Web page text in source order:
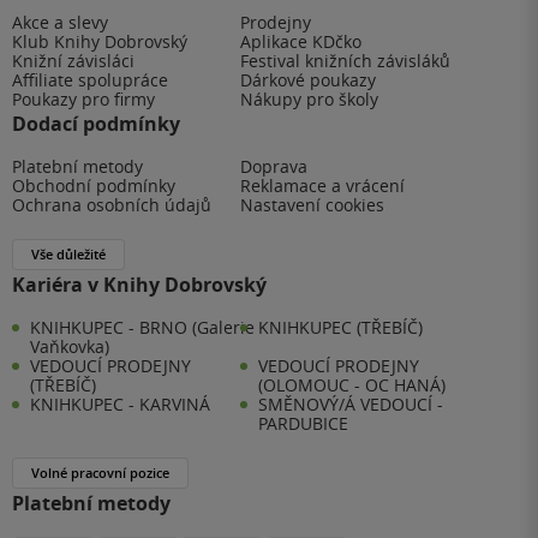
Akce a slevy
Prodejny
Klub Knihy Dobrovský
Aplikace KDčko
Knižní závisláci
Festival knižních závisláků
Affiliate spolupráce
Dárkové poukazy
Poukazy pro firmy
Nákupy pro školy
Dodací podmínky
Platební metody
Doprava
Obchodní podmínky
Reklamace a vrácení
Ochrana osobních údajů
Nastavení cookies
Vše důležité
Kariéra v Knihy Dobrovský
KNIHKUPEC - BRNO (Galerie
Vaňkovka)
KNIHKUPEC (TŘEBÍČ)
VEDOUCÍ PRODEJNY
(TŘEBÍČ)
VEDOUCÍ PRODEJNY
(OLOMOUC - OC HANÁ)
KNIHKUPEC - KARVINÁ
SMĚNOVÝ/Á VEDOUCÍ -
PARDUBICE
Volné pracovní pozice
Platební metody